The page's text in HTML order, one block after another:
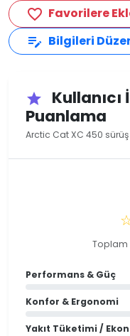
favorite_border Favorilere
edit_note Bilgileri
star
Puanlama
Arctic Cat XC 450
Toplam
Performans & Güç
Konfor & Ergonomi
Yakıt Tüketimi /